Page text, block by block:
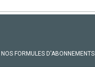
NOS FORMULES D'ABONNEMENTS